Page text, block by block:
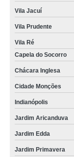
Vila Jacuí
Vila Prudente
Vila Ré
Capela do Socorro
Chácara Inglesa
Cidade Monções
Indianópolis
Jardim Aricanduva
Jardim Edda
Jardim Primavera